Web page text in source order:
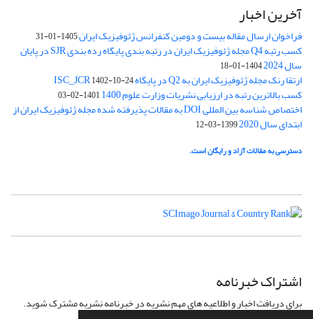
آخرین اخبار
فراخوان ارسال مقاله بیست و دومین کنفرانس ژئوفیزیک ایران1405-01-31
کسب رتبه Q4 مجله ژئوفیزیک ایران در رتبه بندی پایگاه رده بندی SJR در پایان
سال 2024 1404-01-18
ارتقا رنک مجله ژئوفیزیک ایران به Q2 در پایگاه ISC_JCR 1402-10-24
کسب بالاترین رتبه در ارزیابی نشریات وزارت علوم 1400 1401-02-03
اختصاص شناسه بین المللی DOI به مقالات پذیرفته شده مجله ژئوفیزیک ایران از
ابتدای سال 2020 1399-03-12
دسترسی به مقالات آزاد و رایگان است.
اشتراک خبرنامه
برای دریافت اخبار و اطلاعیه های مهم نشریه در خبرنامه نشریه مشترک شوید.